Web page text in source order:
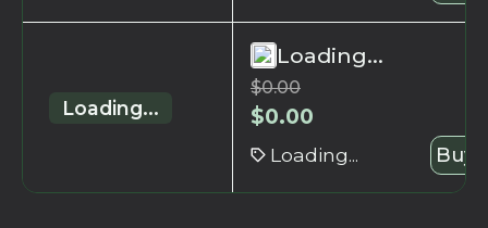
Loading...
Loading...
$0.00
$0.00
Loading... Buy